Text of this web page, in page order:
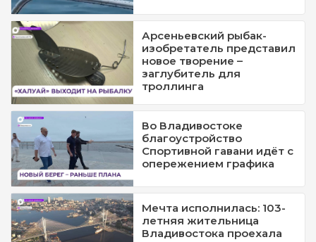
Арсеньевский рыбак-
изобретатель представил
новое творение –
заглубитель для
троллинга
Во Владивостоке
благоустройство
Спортивной гавани идёт с
опережением графика
Мечта исполнилась: 103-
летняя жительница
Владивостока проехала